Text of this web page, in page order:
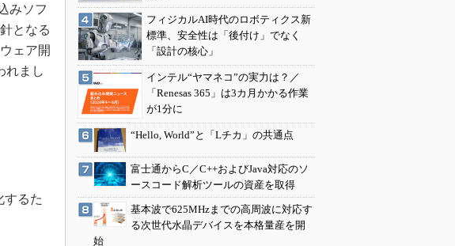
みソフ
となる
ェア開
れまし
するた
フィジカルAI時代のロボティクス新
標準、安全性は「後付け」でなく
「設計の核心」
インテル“ヤマネコ”の実力は？／
「Renesas 365」は3カ月かかる作業
が1分に
“Hello, World”と「Lチカ」の共通点
富士通からC／C++およびJava対応のソ
ースコード解析ツールの資産を取得
基本波で625MHzまでの高周波に対応す
る次世代水晶デバイスを本格量産を開
始